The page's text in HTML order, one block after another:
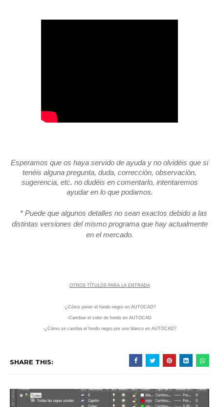
Esperamos que os haya servido de ayuda y no olvidéis que si
tenéis alguna pregunta, duda, corrección, observación,
sugerencia, etc. no dudéis en comentarlo, intentaremos
ayudar en lo que podamos.
* Puede que algunos detalles no sean exactos debido a las
distintas versiones del mismo programa que hay actualmente
en el mercado.
OTROS TÍTULOS PARA LA ENTRADA
-¿Cómo poner el fondo negro en AUTOCAD?
-Cambiar el color de fondo en AUTOCAD
-¿Cómo se cambia el fondo negro por uno blanco en AUTOCAD?
SHARE THIS: